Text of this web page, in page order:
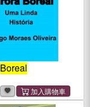
Boreal